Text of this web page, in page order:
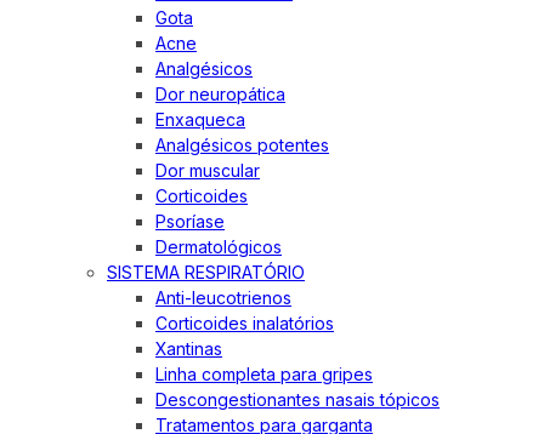
Gota
Acne
Analgésicos
Dor neuropática
Enxaqueca
Analgésicos potentes
Dor muscular
Corticoides
Psoríase
Dermatológicos
SISTEMA RESPIRATÓRIO
Anti-leucotrienos
Corticoides inalatórios
Xantinas
Linha completa para gripes
Descongestionantes nasais tópicos
Tratamentos para garganta